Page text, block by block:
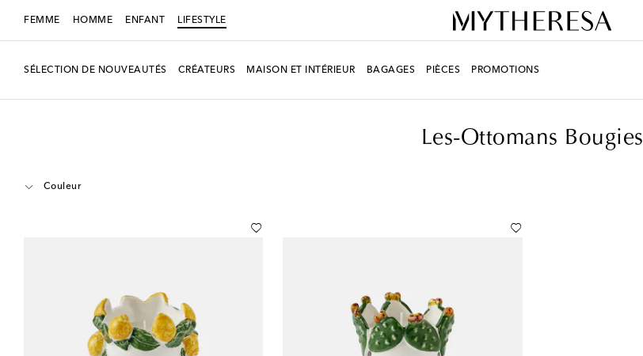
FEMME HOMME ENFANT LIFESTYLE
SÉLECTION DE NOUVEAUTÉS CRÉATEURS MAISON ET INTÉRIEUR BAGAGES PIÈCES PROMOTIONS
Les-Ottomans Bougies
Couleur